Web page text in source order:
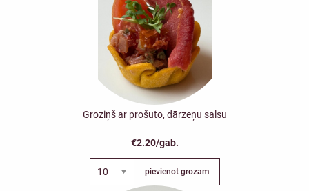
Groziņš ar prošuto, dārzeņu salsu
€2.20/gab.
pievienot grozam